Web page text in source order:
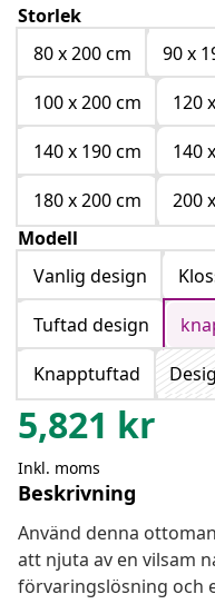
Storlek
80 x 200 cm
90 x
100 x 200 cm
120
140 x 190 cm
140
180 x 200 cm
200
Modell
Vanlig design
Tuftad design
Knapptuftad
5,821 kr
Inkl. moms
Beskrivning
Använd denna
att njuta av en vilsam
förvaringslösning och